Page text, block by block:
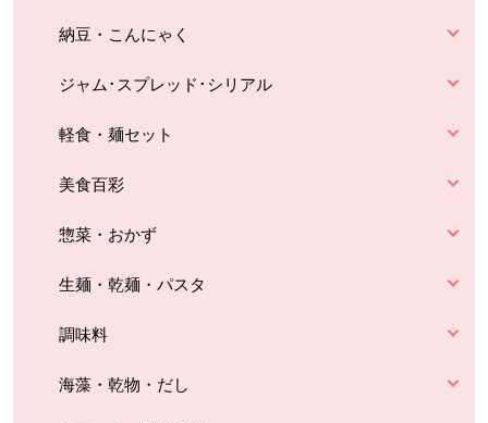
納豆・こんにゃく
ジャム･スプレッド･シリアル
軽食・麺セット
美食百彩
惣菜・おかず
生麺・乾麺・パスタ
調味料
海藻・乾物・だし